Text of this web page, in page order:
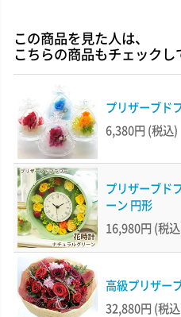
この商品を見た人は、
こちらの商品もチェックし
プリザーブド
6,380円 (税込)
プリザーブド
ーン 円形
16,980円 (税
高級プリザー
32,880円 (税